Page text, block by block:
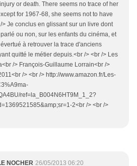
or death. There seems no trace of her
for 1967-68, she seems not to have
> Je conclus en glissant sur un livre dont
ou non, sur les enfants du cinéma, et
à retrouver la trace d'anciens
quitté le métier depuis.<br /> <br /> Les
/> François-Guillaume Lorrain<br />
/> <br /> http://www.amazon.fr/Les-
ref=la_B004N6HT9M_1_2?
2<br /> <br />
NOCHER 26/05/2013 06:20